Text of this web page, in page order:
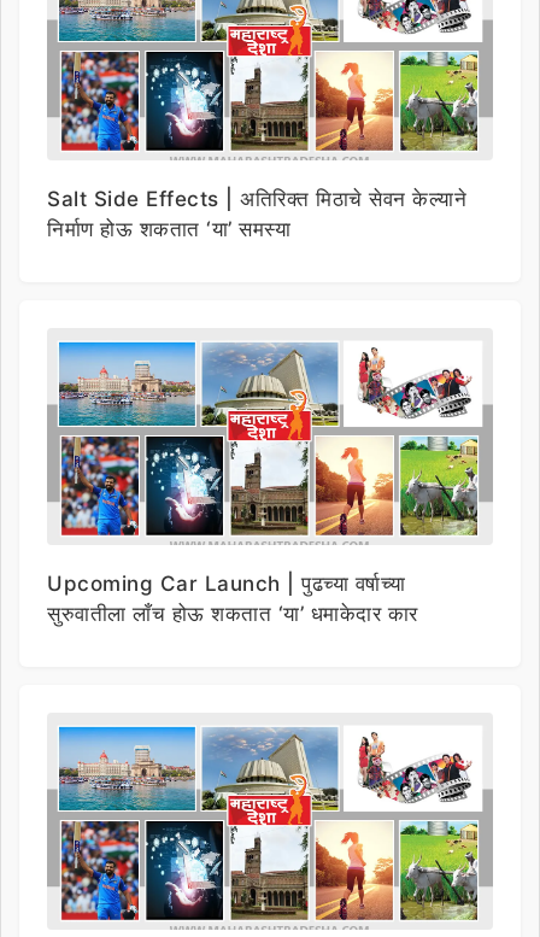
Salt Side Effects | अतिरिक्त मिठाचे सेवन केल्याने
निर्माण होऊ शकतात ‘या’ समस्या
Upcoming Car Launch | पुढच्या वर्षाच्या
सुरुवातीला लाँच होऊ शकतात ‘या’ धमाकेदार कार